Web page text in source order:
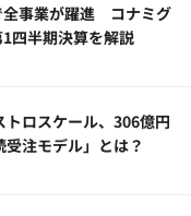
事業が躍進 コナミグ
四半期決算を解説
ロスケール、306億円
注モデル」とは？